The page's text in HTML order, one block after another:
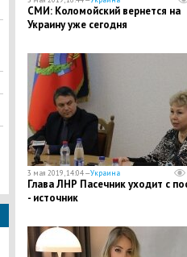
СМИ: Коломойский вернется на
Украину уже сегодня
3 мая 2019, 14:04 —Украина
Глава ЛНР Пасечник уходит с
- источник